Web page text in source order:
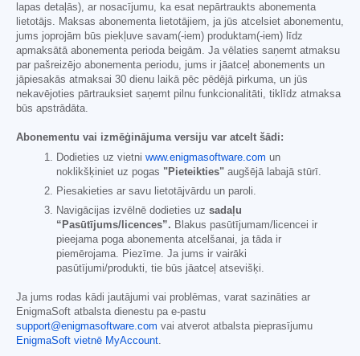
lapas detaļās), ar nosacījumu, ka esat nepārtraukts abonementa
lietotājs. Maksas abonementa lietotājiem, ja jūs atcelsiet abonementu,
jums joprojām būs piekļuve savam(-iem) produktam(-iem) līdz
apmaksātā abonementa perioda beigām. Ja vēlaties saņemt atmaksu
par pašreizējo abonementa periodu, jums ir jāatceļ abonements un
jāpiesakās atmaksai 30 dienu laikā pēc pēdējā pirkuma, un jūs
nekavējoties pārtrauksiet saņemt pilnu funkcionalitāti, tiklīdz atmaksa
būs apstrādāta.
Abonementu vai izmēģinājuma versiju var atcelt šādi:
Dodieties uz vietni www.enigmasoftware.com un
noklikšķiniet uz pogas "Pieteikties" augšējā labajā stūrī.
Piesakieties ar savu lietotājvārdu un paroli.
Navigācijas izvēlnē dodieties uz sadaļu
“Pasūtījums/licences”. Blakus pasūtījumam/licencei ir
pieejama poga abonementa atcelšanai, ja tāda ir
piemērojama. Piezīme. Ja jums ir vairāki
pasūtījumi/produkti, tie būs jāatceļ atsevišķi.
Ja jums rodas kādi jautājumi vai problēmas, varat sazināties ar
EnigmaSoft atbalsta dienestu pa e-pastu
support@enigmasoftware.com vai atverot atbalsta pieprasījumu
EnigmaSoft vietnē MyAccount.